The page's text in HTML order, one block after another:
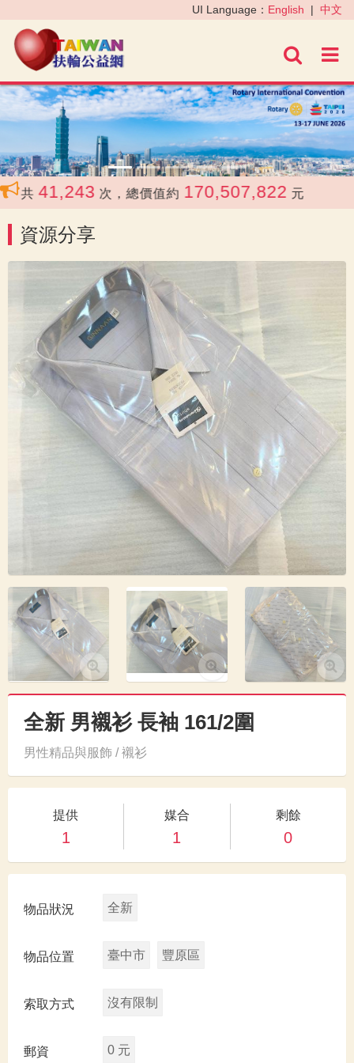
進階
UI Language： English | 中文
‹ ›
共 41,243 次，總價值約 170,507,822 元
資源分享
全新 男襯衫 長袖 161/2圍
男性精品與服飾 / 襯衫
提供
1
媒合
1
剩餘
0
物品狀況 全新
物品位置 臺中市 豐原區
索取方式 沒有限制
郵資 0 元